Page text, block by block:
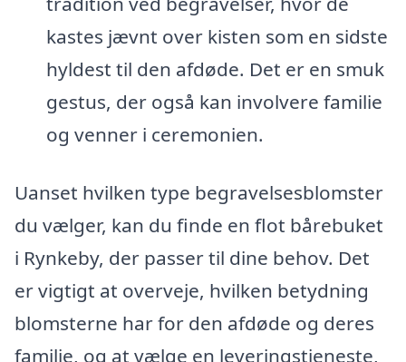
kastes jævnt over kisten som en sidste
hyldest til den afdøde. Det er en smuk
gestus, der også kan involvere familie
og venner i ceremonien.
Uanset hvilken type begravelsesblomster
du vælger, kan du finde en flot bårebuket
i Rynkeby, der passer til dine behov. Det
er vigtigt at overveje, hvilken betydning
blomsterne har for den afdøde og deres
familie, og at vælge en leveringstjeneste,